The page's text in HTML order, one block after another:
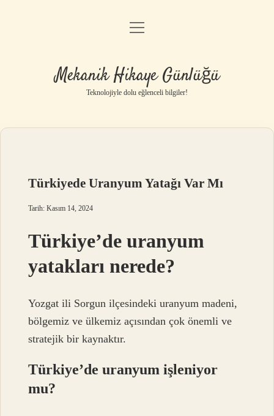
Anasayfa
Yasal Uyarı
menüyü
Mekanik Hikaye Günlüğü
Teknolojiyle dolu eğlenceli bilgiler!
Türkiyede Uranyum Yatağı Var Mı
Tarih: Kasım 14, 2024
Türkiye’de uranyum
yatakları nerede?
Yozgat ili Sorgun ilçesindeki uranyum madeni,
bölgemiz ve ülkemiz açısından çok önemli ve
stratejik bir kaynaktır.
Türkiye’de uranyum işleniyor
mu?